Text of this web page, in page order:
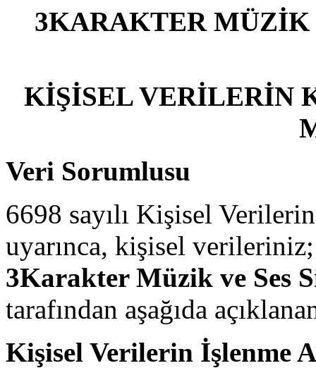
3KARAKTER MÜZİK
KİŞİSEL VERİLERİN
Veri Sorumlusu
6698 sayılı Kişisel
uyarınca, kişisel
3Karakter Müzik ve Ses
tarafından aşağıda
Kişisel Verilerin İşlenme